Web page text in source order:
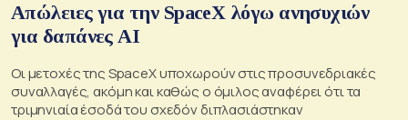
Απώλειες για την SpaceX λόγω ανησυχιών
για δαπάνες ΑΙ
Οι μετοχές της SpaceX υποχωρούν στις προσυνεδριακές
συναλλαγές, ακόμη και καθώς ο όμιλος αναφέρει ότι τα
τριμηνιαία έσοδά του σχεδόν διπλασιάστηκαν